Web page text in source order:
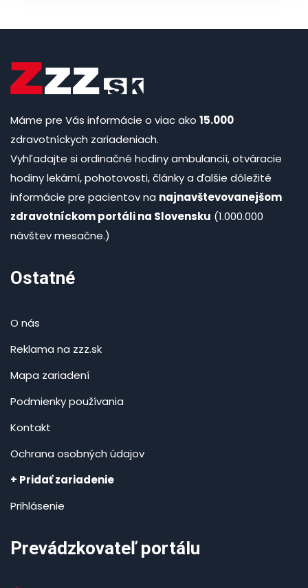
Máme pre Vás informácie o viac ako 15.000
zdravotníckych zariadeniach.
Vyhľadajte si ordinačné hodiny ambulancií, otváracie
hodiny lekární, pohotovosti, články a ďalšie dôležité
informácie pre pacientov na najnavštevovanejšom
zdravotníckom portáli na Slovensku (1.000.000
návštev mesačne.)
Ostatné
O nás
Reklama na zzz.sk
Mapa zariadení
Podmienky používania
Kontakt
Ochrana osobných údajov
+ Pridať zariadenie
Prihlásenie
Prevádzkovateľ portálu